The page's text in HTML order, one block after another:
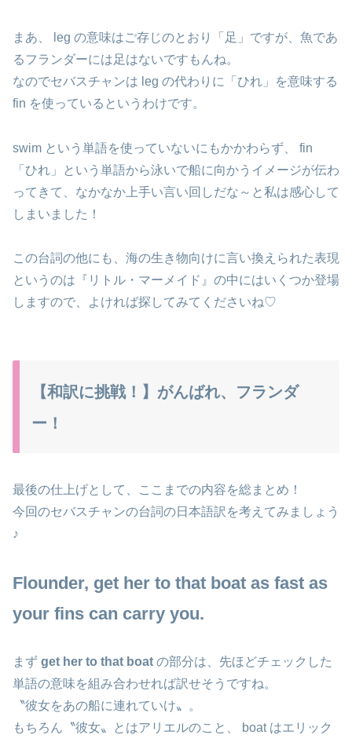
まあ、 leg の意味はご存じのとおり「足」ですが、魚であ
るフランダーには足はないですもんね。
なのでセバスチャンは leg の代わりに「ひれ」を意味する
fin を使っているというわけです。
swim という単語を使っていないにもかかわらず、 fin
「ひれ」という単語から泳いで船に向かうイメージが伝わ
ってきて、なかなか上手い言い回しだな～と私は感心して
しまいました！
この台詞の他にも、海の生き物向けに言い換えられた表現
というのは『リトル・マーメイド』の中にはいくつか登場
しますので、よければ探してみてくださいね♡
【和訳に挑戦！】がんばれ、フランダ
ー！
最後の仕上げとして、ここまでの内容を総まとめ！
今回のセバスチャンの台詞の日本語訳を考えてみましょう
♪
Flounder, get her to that boat as fast as
your fins can carry you.
まず get her to that boat の部分は、先ほどチェックした
単語の意味を組み合わせれば訳せそうですね。
〝彼女をあの船に連れていけ〟。
もちろん〝彼女〟とはアリエルのこと、 boat はエリック